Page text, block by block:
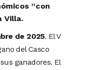
“con
Villa.
de 2025. El V
del Casco
ganadores. El